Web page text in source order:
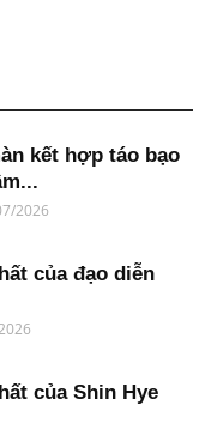
kết hợp táo bạo
2026
của đạo diễn
của Shin Hye